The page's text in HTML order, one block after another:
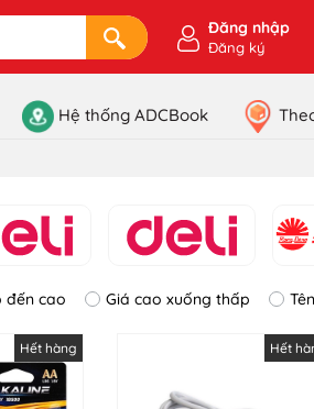
Đăng nhập
Đăng ký
Hệ thống ADCBook
đến cao Giá cao xuống thấp
Hết hàng Hết